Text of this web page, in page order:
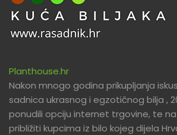
Planthouse.hr
Nakon mnogo godina prikupljanja
sadnica ukrasnog i egzotičnog bilja ,
ponudili opciju internet trgovine, te na
približiti kupcima iz bilo kojeg dijela